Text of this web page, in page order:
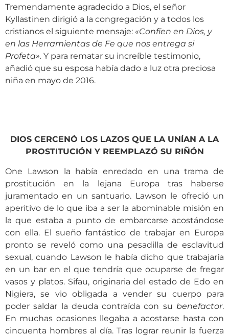
Tremendamente agradecido a Dios, el señor
Kyllastinen dirigió a la congregación y a todos los
cristianos el siguiente mensaje: «Confíen en Dios, y
en las Herramientas de Fe que nos entrega si
Profeta». Y para rematar su increíble testimonio,
añadió que su esposa había dado a luz otra preciosa
niña en mayo de 2016.
DIOS CERCENÓ LOS LAZOS QUE LA UNÍAN A LA
PROSTITUCIÓN Y REEMPLAZÓ SU RIÑÓN
One Lawson la había enredado en una trama de
prostitución en la lejana Europa tras haberse
juramentado en un santuario. Lawson le ofreció un
aperitivo de lo que iba a ser la abominable misión en
la que estaba a punto de embarcarse acostándose
con ella. El sueño fantástico de trabajar en Europa
pronto se reveló como una pesadilla de esclavitud
sexual, cuando Lawson le había dicho que trabajaría
en un bar en el que tendría que ocuparse de fregar
vasos y platos. Sifau, originaria del estado de Edo en
Nigiera, se vio obligada a vender su cuerpo para
poder saldar la deuda contraída con su benefactor.
En muchas ocasiones llegaba a acostarse hasta con
cincuenta hombres al día. Tras lograr reunir la fuerza